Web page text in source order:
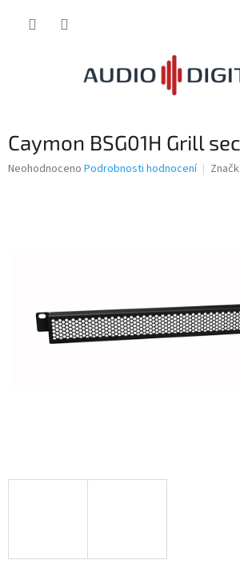
Caymon BSG01H Grill
Průměrné
Neohodnoceno Podrobnosti hodnocení